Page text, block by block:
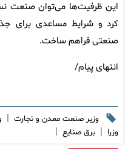
این ظرفیت‌ها می‌توان صنعت
کرد و شرایط مساعدی برای
صنعتی فراهم ساخت.
انتهای پیام/
وزیر صنعت معدن و تجارت |
وزرا | برق صنایع |